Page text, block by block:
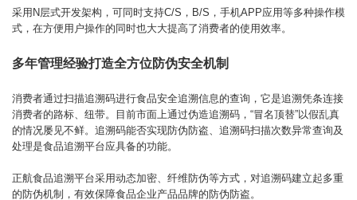
采用N层式开发架构，可同时支持C/S，B/S，手机APP应用等多种操作模
式，在方便用户操作的同时也大大提高了消费者的使用效率。
多年管理经验打造全方位防伪安全机制
消费者通过扫描追溯码进行食品安全追溯信息的查询，它是追溯凭条连接
消费者的路标、纽带。目前市面上通过伪造追溯码，“冒名顶替”以假乱真
的情况屡见不鲜。追溯码能否实现防伪防盗、追溯码扫描次数异常查询及
处理是食品追溯平台应具备的功能。
正航食品追溯平台采用动态加密、纤维防伪等方式，对追溯码建立起多重
的防伪机制，有效保障食品企业产品品牌的防伪防盗。